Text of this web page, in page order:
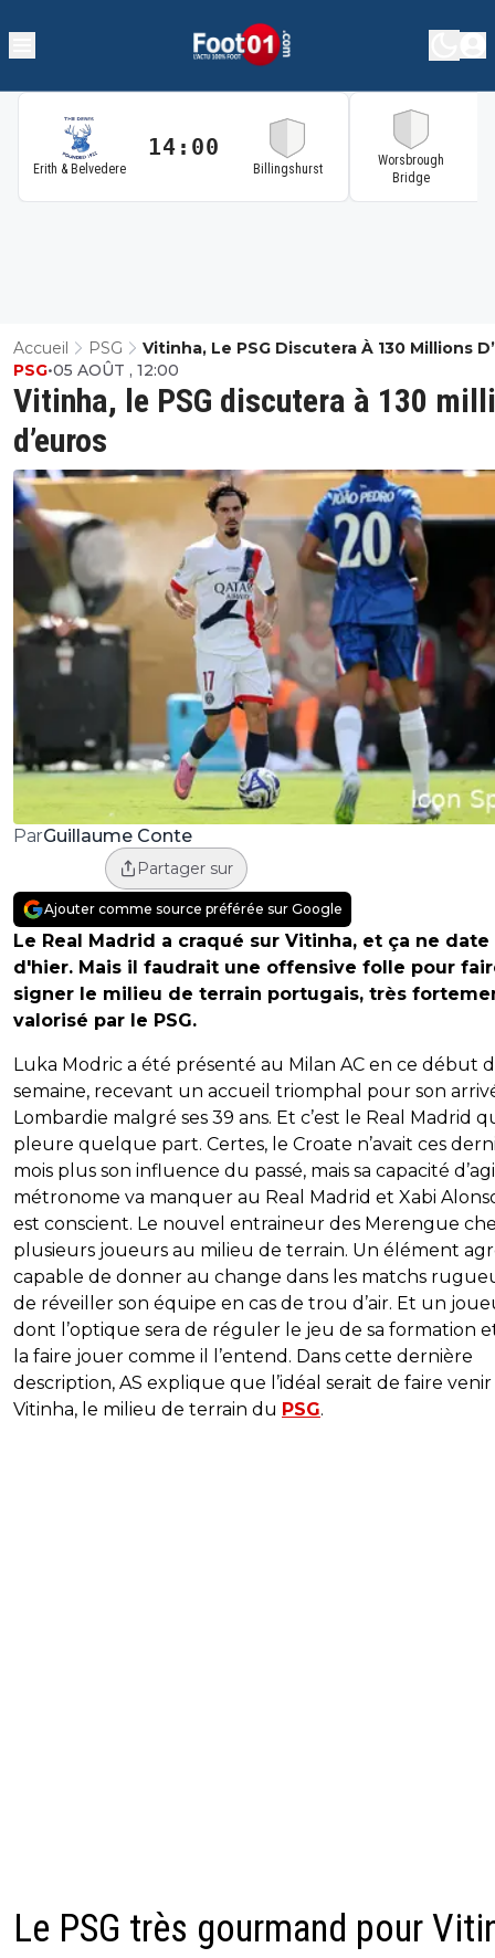
Erith & Belvedere
14:00
Billingshurst
Worsbrough
Bridge
Accueil PSG Vitinha, Le PSG Discutera À 130 Millions
Vitinha, le PSG discutera à 130
d’euros
PSG•05 AOÛT , 12:00
ParGuillaume Conte
Partager sur
Ajouter comme source préférée sur Google
Le Real Madrid a craqué sur Vitinha, et ça ne date
d'hier. Mais il faudrait une offensive folle pour
signer le milieu de terrain portugais, très
valorisé par le PSG.
Luka Modric a été présenté au Milan AC en ce début
semaine, recevant un accueil triomphal pour son
Lombardie malgré ses 39 ans. Et c’est le Real Madrid
pleure quelque part. Certes, le Croate n’avait ces
mois plus son influence du passé, mais sa capacité
métronome va manquer au Real Madrid et Xabi
est conscient. Le nouvel entraineur des Merengue
plusieurs joueurs au milieu de terrain. Un élément
capable de donner au change dans les matchs
de réveiller son équipe en cas de trou d’air. Et un
dont l’optique sera de réguler le jeu de sa formation
la faire jouer comme il l’entend. Dans cette dernière
description, AS explique que l’idéal serait de faire venir
Vitinha, le milieu de terrain du PSG.
Le PSG très gourmand pour